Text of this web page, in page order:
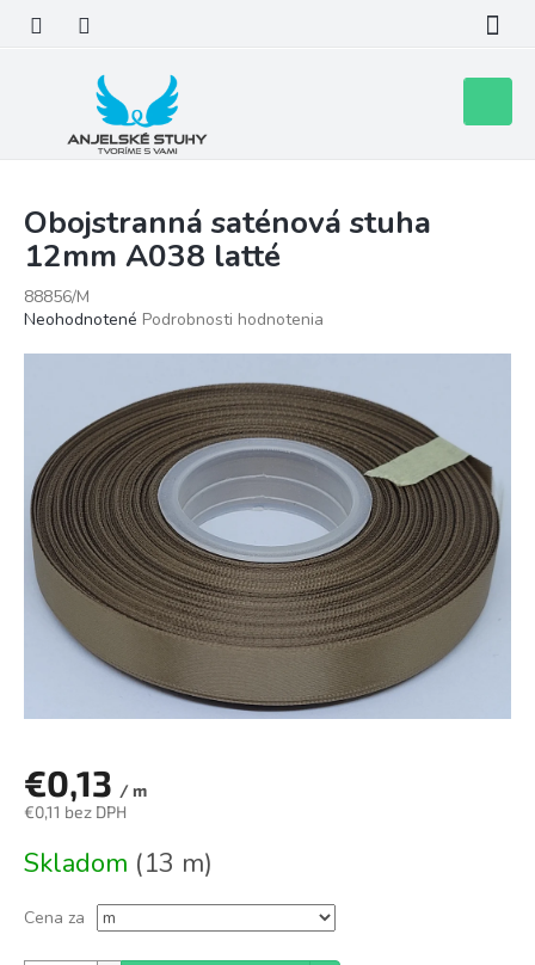
obsah
košík
Obojstranná saténová stuha
12mm A038 latté
88856/M
Priemerné
hviezdičiek.
Neohodnotené Podrobnosti hodnotenia
€0,13 / m
€0,11 bez DPH
cena:
Skladom (13 m)
Cena za